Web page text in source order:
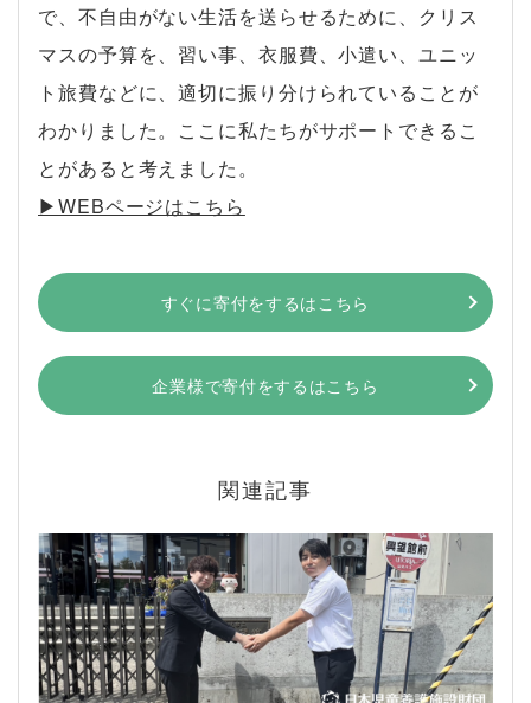
で、不自由がない生活を送らせるために、クリス
マスの予算を、習い事、衣服費、小遣い、ユニッ
ト旅費などに、適切に振り分けられていることが
わかりました。ここに私たちがサポートできるこ
とがあると考えました。
▶︎WEBページはこちら
すぐに寄付をするはこちら
企業様で寄付をするはこちら
関連記事